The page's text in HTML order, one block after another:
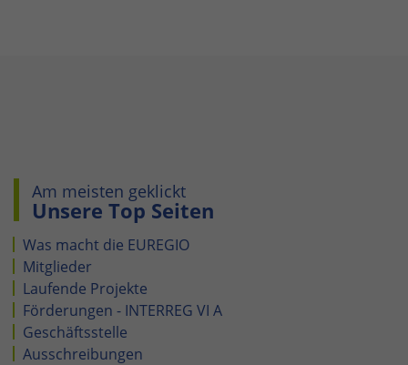
Am meisten geklickt
Unsere Top Seiten
Was macht die EUREGIO
Mitglieder
Laufende Projekte
Förderungen - INTERREG VI A
Geschäftsstelle
Ausschreibungen